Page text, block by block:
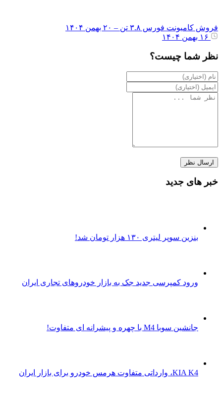
فروش کامیونت فورس ۳.۸ تن – ۲۰ بهمن ۱۴۰۴
نظر شما چیست؟
خبر های جدید
بنزین سوپر لیتری ۱۳۰ هزار تومان شد!
ورود کمپرسی جدید جک به بازار خودروهای تجاری ایران
جانشین سوبا M4 با چهره و پیشرانه ای متفاوت!
KIA K4، وارداتی متفاوت هرمس خودرو برای بازار ایران